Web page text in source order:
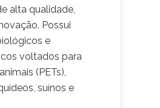
alta qualidade,
Possui
e
voltados para
(PETs),
suínos e